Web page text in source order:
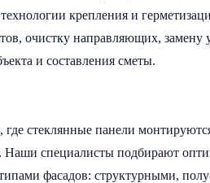
крепления и
очистку направляющих,
и составления сметы.
стеклянные панели
специалисты подбирают
фасадов: структурными,